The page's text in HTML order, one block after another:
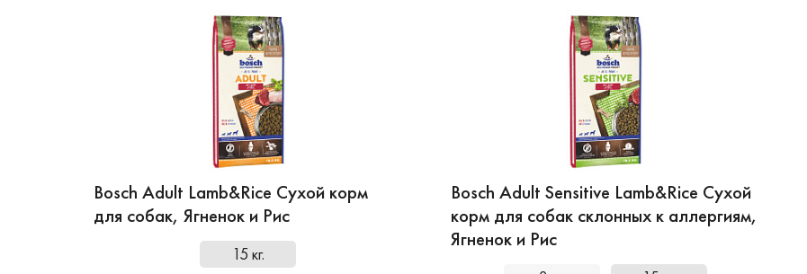
Bosch Adult Lamb&Rice Сухой корм
для собак, Ягненок и Рис
15 кг.
Bosch Adult Sensitive Lamb&Rice Сухой
корм для собак склонных к аллергиям,
Ягненок и Рис